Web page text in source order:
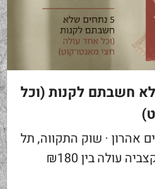
נתחים שלא חשבתם לקנות (וכל
אהרון · שוק התקווה, תל
אביב קילו אנטרקוט אצלנו בקצביה עולה בין ₪180